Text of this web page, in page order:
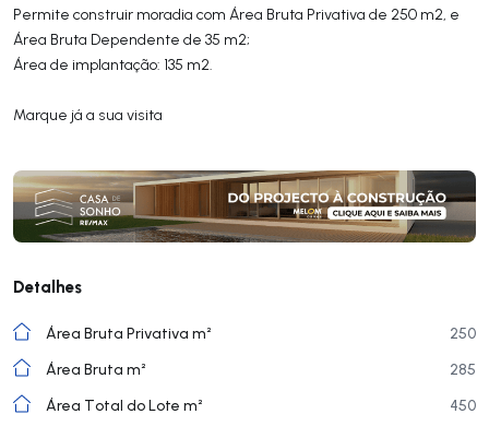
Permite construir moradia com Área Bruta Privativa de 250 m2, e
Área Bruta Dependente de 35 m2;
Área de implantação: 135 m2.
Marque já a sua visita
Detalhes
Área Bruta Privativa m²
250
Área Bruta m²
285
Área Total do Lote m²
450